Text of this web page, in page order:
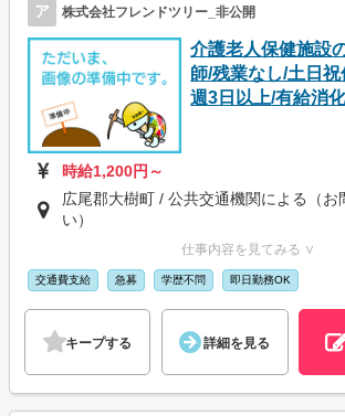
ア 株式会社フレンドツリー_非公開
介護老人保健施設
師/残業なし/土日
週3日以上/有給消
時給1,200円～
広尾郡大樹町 / 公共交通機関による（お
い）
仕事内容を見てみる ∨
交通費支給 急募 学歴不問 即日勤務OK
キープする 詳細を見る